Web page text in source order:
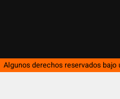
Algunos derechos reservados